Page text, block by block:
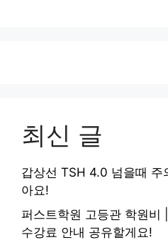
최신 글
갑상선 TSH 4.0 넘을때 주
아요!
퍼스트학원 고등관 학원비
수강료 안내 공유할게요!